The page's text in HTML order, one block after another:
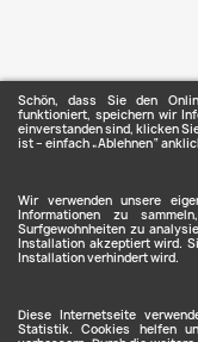
Schön, dass Sie den
funktioniert, speichern wir
einverstanden sind, klicken
ist – einfach „Ablehnen“
Wir verwenden unsere
Informationen zu
Surfgewohnheiten zu
Installation akzeptiert wird.
Installation verhindert wird.
Diese Internetseite
Statistik. Cookies helfen
ARTIKEL
UNTERNEHMEN
IHR KONTO